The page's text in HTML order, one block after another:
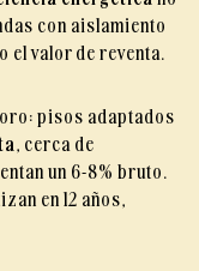
con aislamiento
el valor de reventa.
pisos adaptados
, cerca de
un 6-8% bruto.
en 12 años,